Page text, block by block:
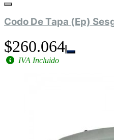
Codo De Tapa (Ep)
$260.064
IVA Incluido